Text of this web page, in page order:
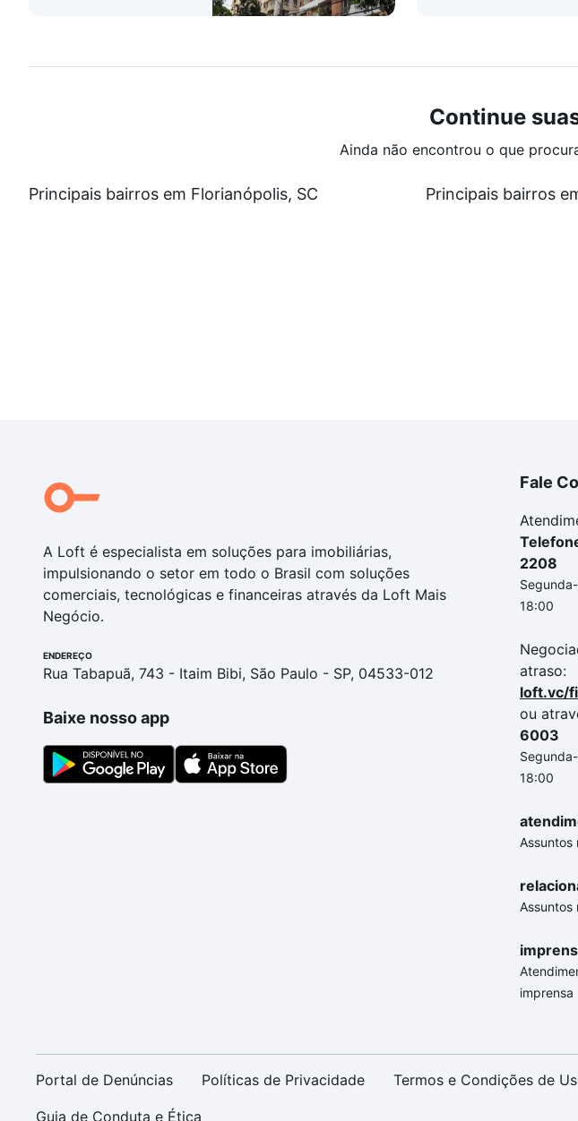
Continue
Ainda não encontrou o que
Principais bairros em Florianópolis, SC Principais bairros
A Loft é especialista em soluções para imobiliárias,
impulsionando o setor em todo o Brasil com soluções
comerciais, tecnológicas e financeiras através da Loft Mais
Negócio.
ENDEREÇO
Rua Tabapuã, 743 - Itaim Bibi, São Paulo - SP, 04533-012
Baixe nosso app
Fale
2208
18:00
atraso:
loft.vc/
ou
6003
18:00
Assuntos
Assuntos
imprensa
Portal de Denúncias Políticas de Privacidade Termos e Condições de
Guia de Conduta e Ética